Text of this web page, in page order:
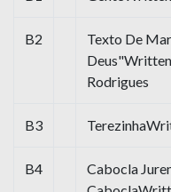
B2
Texto De
Rodrigues
B3
B4
Cabocla